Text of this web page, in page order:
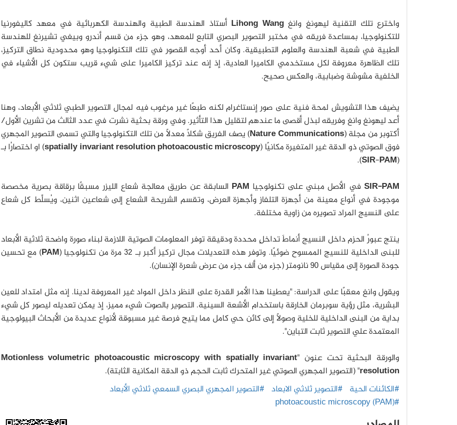
واخترع تلك التقنية ليهونغ وانغLihong Wang أستاذ الهندسة الطبية والهندسة الكهربائية في معهد كاليفورنيا
للتكنولوجيا، بمساعدة فريقه في مختبر التصوير البصري التابع للمعهد، وهو جزء من قسم أندرو وبيغي تشيرنغ للهندسة
الطبية في شعبة الهندسة والعلوم التطبيقية. وكان أحد أوجه القصور في تلك التكنولوجيا وهو محدودية نطاق التركيز،
تلك الظاهرة معروفة لكل مستخدمي الكاميرا العادية، إذ إنه عند تركيز الكاميرا على شيء قريب ستكون كل الأشياء في
الخلفية مشوشة وضبابية، والعكس صحيح.
يضيف هذا التشويش لمحة فنية على صور إنستاغرام لكنه طبعًا غير مرغوب فيه لمجال التصوير الطبي ثلاثي الأبعاد، وهنا
أعد ليهونغ وانغ وفريقه لبذل أقصى ما عندهم لتقليل هذا التأثير. وفي ورقة بحثية نشرت في عدد الثالث من تشرين الأول/
أكتوبر من مجلة (Nature Communications) يصف الفريق شكلًا معدلًا من تلك التكنولوجيا والتي تسمى التصوير المجهري
فوق الصوتي ذو الدقة غير المتغيرة مكانيًا (spatially invariant resolution photoacoustic microscopy) او اختصارُا بـ
(
SIR-PAM
).
SIR-PAM في الأصل مبني على تكنولوجيا PAM السابقة عن طريق معالجة شعاع الليزر مسبقًا برقاقة بصرية مخصصة
موجودة في أنواع معينة من أجهزة التلفاز وأجهزة العرض، وتقسم الشريحة الشعاع إلى شعاعين اثنين، ويُسلَّط كل شعاع
على النسيج المراد تصويره من زاوية مختلفة.
ينتج عبورُ الحزم داخل النسيج أنماطَ تداخلٍ محددة ودقيقة توفر المعلومات الصوتية اللازمة لبناء صورة واضحة ثلاثية الأبعاد
للبنى الداخلية للنسيج الممسوح ضوئيًا. وتوفر هذه التعديلات مجال تركيز أكبر بـ 32 مرة من تكنولوجيا (
PAM) مع تحسين
جودة الصورة إلى مقياس 90 نانومتر (جزء من ألف جزء من عرض شعرة الإنسان).
ويقول وانغ معقبًا على الدراسة: "يعطينا هذا الأمر القدرة على النظر داخل المواد غير المعروفة لدينا. إنه مثل امتداد للعين
البشرية، مثل رؤية سوبرمان الخارقة باستخدام الأشعة السينية. التصوير بالصوت شيء مميز، إذ يمكن تعديله ليصور كل شيء
بداية من البنى الداخلية للخلية وصولًا إلى كائن حي كامل مما يتيح فرصة غير مسبوقة لأنواع عديدة من الأبحاث البيولوجية
المعتمدة علي التصوير ثابت التباين".
والورقة البحثية تحت عنون "Motionless volumetric photoacoustic microscopy with spatially invariant
resolution" (التصوير المجهري الصوتي غير المتحرك ثابت الحجم ذو الدقة المكانية الثابتة).
#الكائنات الحية #التصوير ثلاثي الابعاد #التصوير المجهري البصري السمعي ثلاثي الأبعاد
#photoacoustic microscopy (PAM)